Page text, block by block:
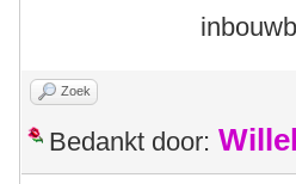
Zoek
Bedankt door: